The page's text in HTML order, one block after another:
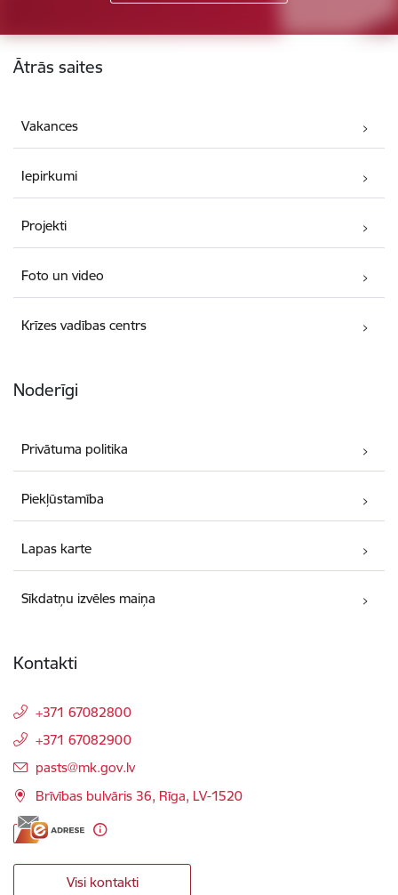
Kājene
Ātrās saites
Vakances
Iepirkumi
Projekti
Foto un video
Krīzes vadības centrs
Noderīgi
Privātuma politika
Piekļūstamība
Lapas karte
Sīkdatņu izvēles maiņa
Kontakti
+371 67082800
+371 67082900
E-pasts:
pasts@mk.gov.lv
Brīvības bulvāris 36, Rīga, LV-1520
Visi kontakti